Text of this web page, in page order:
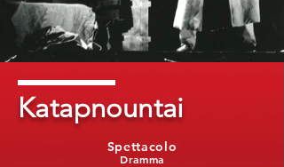
Katapnountai
Dramma
Spettacolo